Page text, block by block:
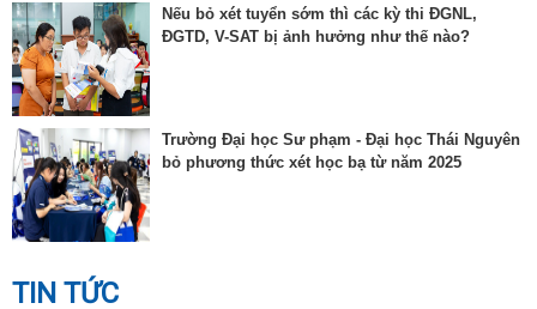
Nếu bỏ xét tuyển sớm thì các kỳ thi ĐGNL,
ĐGTD, V-SAT bị ảnh hưởng như thế nào?
Trường Đại học Sư phạm - Đại học Thái Nguyên
bỏ phương thức xét học bạ từ năm 2025
TIN TỨC